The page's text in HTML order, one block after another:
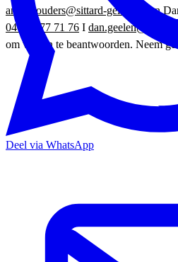
ando.gouders@sittard-geleen.nl
en
046 – 477 71 76 I dan.geelen@sittard-
om vragen te beantwoorden. Neem
Deel via WhatsApp